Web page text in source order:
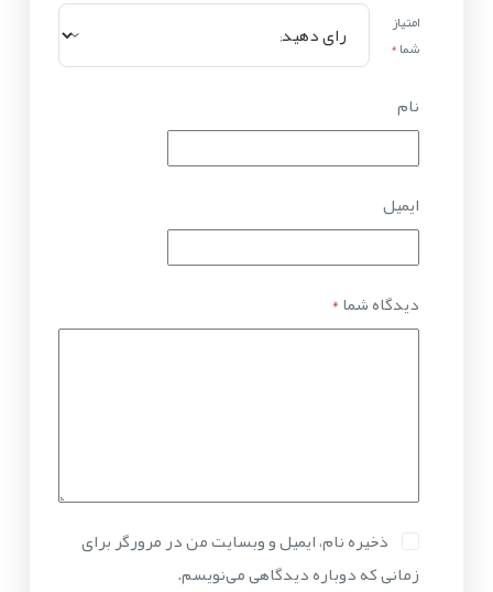
امتیاز
شما*
نام
ایمیل
دیدگاه شما*
ذخیره نام، ایمیل و وبسایت من در مرورگر برای
زمانی که دوباره دیدگاهی می‌نویسم.